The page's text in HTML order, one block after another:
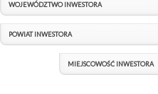
WOJEWÓDZTWO INWESTORA
POWIAT INWESTORA
MIEJSCOWOŚĆ INWESTORA